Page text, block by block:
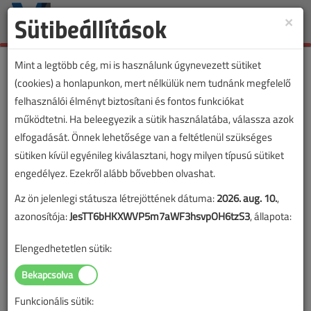
Toggle
Lapszám:
TARTALOM
Tanulságos történetek
Egy sokkoló történet
2011/12. lapszám |
Figylem! Ez a cikk 15 éve frissült utoljára. A benne szereplő
információk mára aktualitásukat veszíthették, valamint a tartalom
×
Sütibeállítások
Mint a legtöbb cég, mi is használunk úgynevezett sütiket
(cookies) a honlapunkon, mert nélkülük nem tudnánk megfelelő
felhasználói élményt biztosítani és fontos funkciókat
működtetni. Ha beleegyezik a sütik használatába, válassza azok
elfogadását. Önnek lehetősége van a feltétlenül szükséges
sütiken kívül egyénileg kiválasztani, hogy milyen típusú sütiket
engedélyez. Ezekről alább bővebben olvashat.
Az ön jelenlegi státusza létrejöttének dátuma:2026. aug. 10.,
azonosítója:JesTT6bHKXWVP5m7aWF3hsvpOH6tzS3, állapota:
Elengedhetetlen sütik:
Funkcionális sütik: